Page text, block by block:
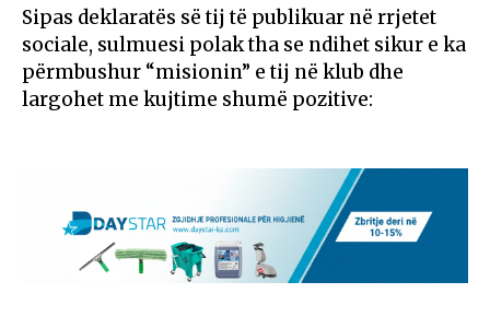
Sipas deklaratës së tij të publikuar në rrjetet
sociale, sulmuesi polak tha se ndihet sikur e ka
përmbushur “misionin” e tij në klub dhe
largohet me kujtime shumë pozitive: